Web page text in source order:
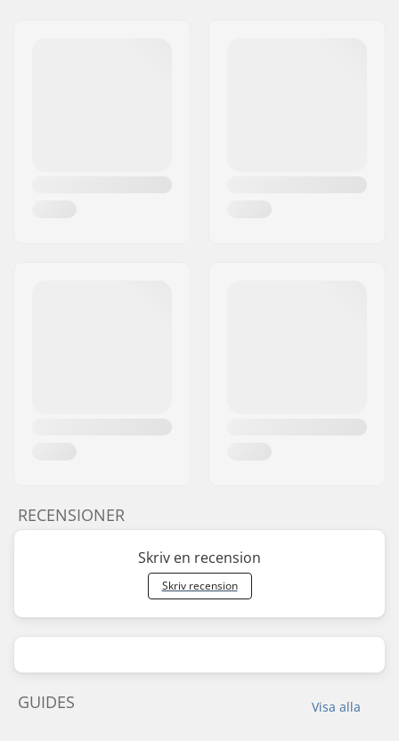
RECENSIONER
Skriv en recension
Skriv recension
Visa alla
GUIDES